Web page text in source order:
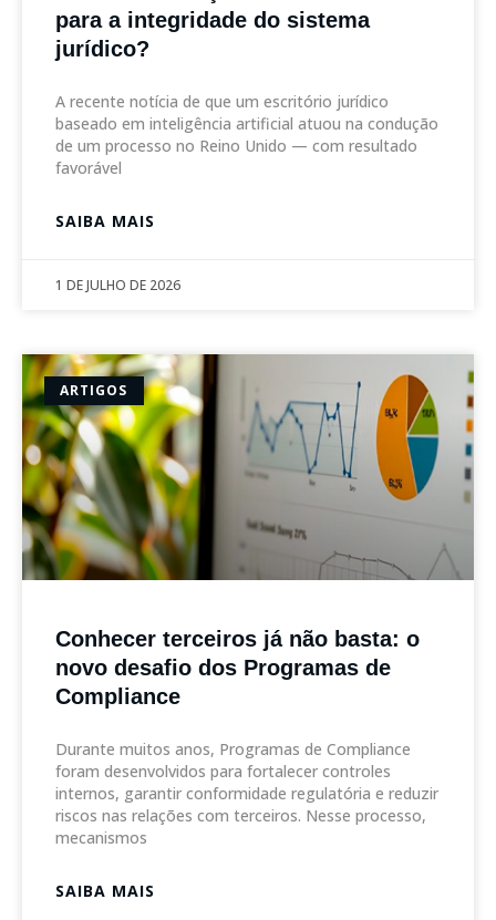
para a integridade do sistema
jurídico?
A recente notícia de que um escritório jurídico
baseado em inteligência artificial atuou na condução
de um processo no Reino Unido — com resultado
favorável
SAIBA MAIS
1 DE JULHO DE 2026
ARTIGOS
Conhecer terceiros já não basta: o
novo desafio dos Programas de
Compliance
Durante muitos anos, Programas de Compliance
foram desenvolvidos para fortalecer controles
internos, garantir conformidade regulatória e reduzir
riscos nas relações com terceiros. Nesse processo,
mecanismos
SAIBA MAIS